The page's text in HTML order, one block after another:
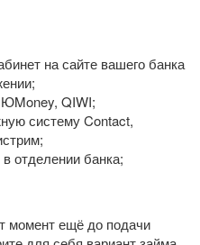
на сайте вашего банка
QIWI;
систему Contact,
отделении банка;
момент ещё до подачи